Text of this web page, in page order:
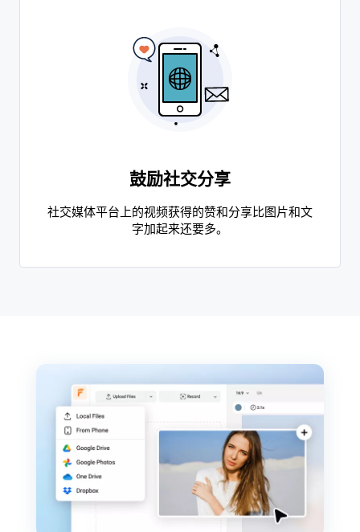
鼓励社交分享
社交媒体平台上的视频获得的赞和分享比图片和文
字加起来还要多。